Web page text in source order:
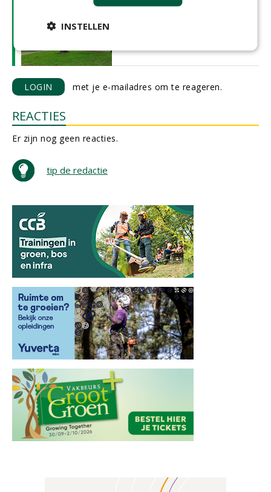
LOGIN met je e-mailadres om te reageren.
REACTIES
Er zijn nog geen reacties.
tip de redactie
INSTELLEN